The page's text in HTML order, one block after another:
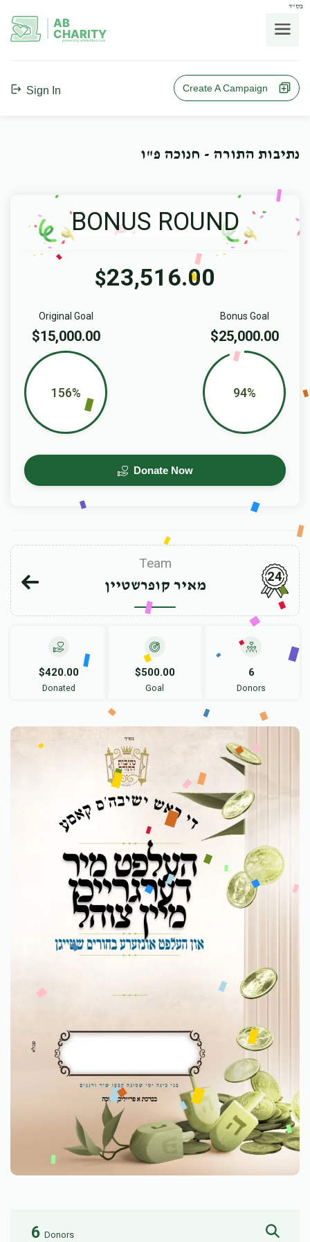
בס"ד
AB
CHARITY
powerd by ahblicklive.com
Sign In Create A Campaign
נתיבות התורה - חנוכה פ"ו
BONUS ROUND
$23,516.00
Bonus Goal
$25,000.00
94%
Original Goal
$15,000.00
156%
Donate Now
Team
מאיר קופרשטיין
24
$420.00
Donated
$500.00
Goal
6
Donors
6 Donors